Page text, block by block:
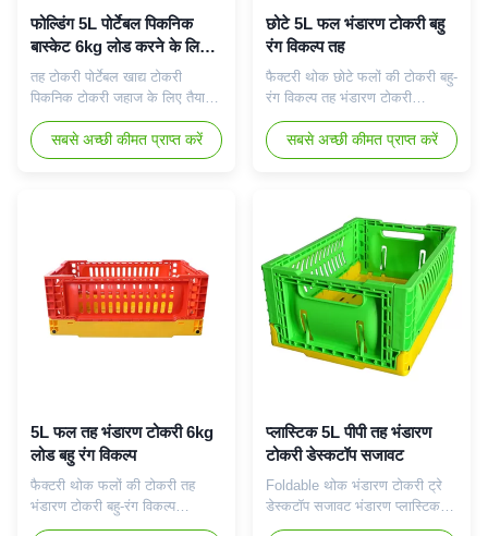
फोल्डिंग 5L पोर्टेबल पिकनिक
बास्केट 6kg लोड करने के लिए
तैयार है
तह टोकरी पोर्टेबल खाद्य टोकरी
पिकनिक टोकरी जहाज के लिए तैयार
Foldable थोक भंडारण टोकरी ट्रे
डेस्कटॉप सजावट भंडारण प्लास्टिक
बॉक्स विनिर्देश प्रोडक्ट का नाम तह
सबसे अच्छी कीमत प्राप्त करें
छोटे 5L फल भंडारण टोकरी बहु
रंग विकल्प तह
फैक्टरी थोक छोटे फलों की टोकरी बहु-
रंग विकल्प तह भंडारण टोकरी
Foldable थोक भंडारण टोकरी ट्रे
डेस्कटॉप सजावट भंडारण प्लास्टिक
बॉक्स विनिर्देश प्रोडक्ट का नाम तह
सबसे अच्छी कीमत प्राप्त करें
5L फल तह भंडारण टोकरी 6kg
लोड बहु रंग विकल्प
फैक्टरी थोक फलों की टोकरी तह
भंडारण टोकरी बहु-रंग विकल्प
Foldable थोक भंडारण टोकरी ट्रे
प्लास्टिक 5L पीपी तह भंडारण
टोकरी डेस्कटॉप सजावट
Foldable थोक भंडारण टोकरी ट्रे
डेस्कटॉप सजावट भंडारण प्लास्टिक
बॉक्स विनिर्देश प्रोडक्ट का नाम तह